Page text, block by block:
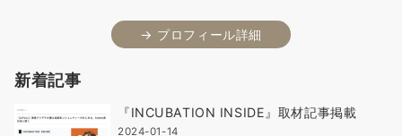
→ プロフィール詳細
新着記事
『INCUBATION INSIDE』取材記事掲載
2024-01-14